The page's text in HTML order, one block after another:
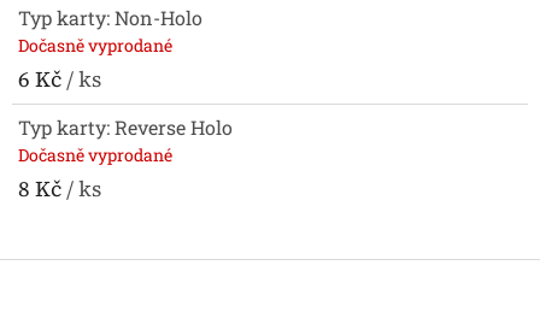
Typ karty: Non-Holo
Dočasně vyprodané
6 Kč / ks
Typ karty: Reverse Holo
Dočasně vyprodané
8 Kč / ks
Z